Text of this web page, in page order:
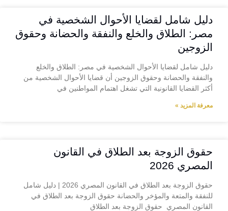
دليل شامل لقضايا الأحوال الشخصية في
مصر: الطلاق والخلع والنفقة والحضانة وحقوق
الزوجين
دليل شامل لقضايا الأحوال الشخصية في مصر: الطلاق والخلع
والنفقة والحضانة وحقوق الزوجين أن قضايا الأحوال الشخصية من
أكثر القضايا القانونية التي تشغل اهتمام المواطنين في
معرفة المزيد »
حقوق الزوجة بعد الطلاق في القانون
المصري 2026
حقوق الزوجة بعد الطلاق في القانون المصري 2026 | دليل شامل
للنفقة والمتعة والمؤخر والحضانة حقوق الزوجة بعد الطلاق في
القانون المصري حقوق الزوجة بعد الطلاق